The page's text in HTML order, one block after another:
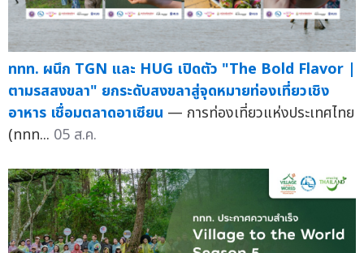
ททท. ผนึก TGN และ HUG เปิดตัว "The Bold Flavor |
ตามรสสงขลา" ยกระดับสงขลาสู่จุดหมายท่องเที่ยวเชิง
อาหาร เชื่อมตลาดอาเซียน — การท่องเที่ยวแห่งประเทศไทย
(ททท... 05 ส.ค.